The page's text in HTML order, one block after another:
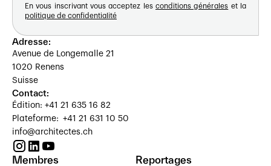
En vous inscrivant vous acceptez les conditions générales et la
politique de confidentialité
Adresse:
Avenue de Longemalle 21
1020 Renens
Suisse
Contact:
Édition: +41 21 635 16 82
Plateforme: +41 21 631 10 50
info@architectes.ch
Membres Reportages